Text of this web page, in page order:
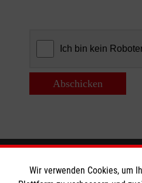
Abschicken
Informationen
Wir verwenden Cookies, um